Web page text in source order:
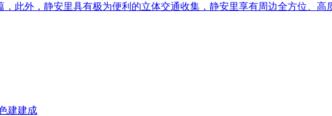
此外，静安里具有极为便利的立体交通收集，静安里享有周边全方位、高
建建成